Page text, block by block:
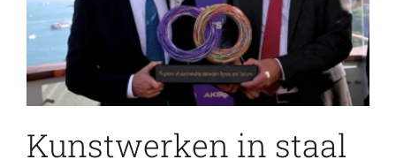
Kunstwerken in staal